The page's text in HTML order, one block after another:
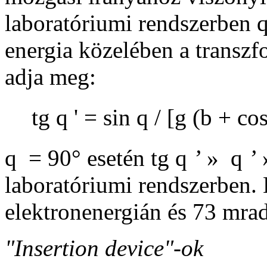
laboratóriumi rendszerben
energia közelében a
adja meg:
tg q ' = sin q / [g (b +
q = 90° esetén tg q ’ » q ’
laboratóriumi
elektronenergián és 73 m
"Insertion device"-ok